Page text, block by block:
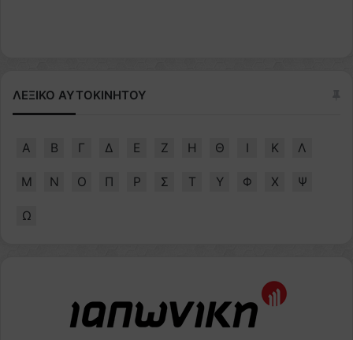
ΛΕΞΙΚΟ ΑΥΤΟΚΙΝΗΤΟΥ
Α Β Γ Δ Ε Ζ Η Θ Ι Κ Λ
Μ Ν Ο Π Ρ Σ Τ Υ Φ Χ Ψ
Ω